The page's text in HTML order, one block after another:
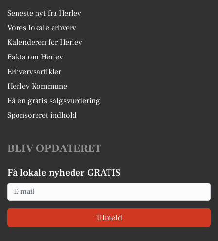
Seneste nyt fra Herlev
Vores lokale erhverv
Kalenderen for Herlev
Fakta om Herlev
Erhvervsartikler
Herlev Kommune
Få en gratis salgsvurdering
Sponsoreret indhold
BLIV OPDATERET
Få lokale nyheder GRATIS
Email
Tilmeld